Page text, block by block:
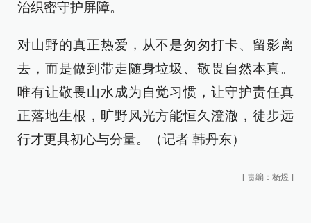
治织密守护屏障。
对山野的真正热爱，从不是匆匆打卡、留影离
去，而是做到带走随身垃圾、敬畏自然本真。
唯有让敬畏山水成为自觉习惯，让守护责任真
正落地生根，旷野风光方能恒久澄澈，徒步远
行才更具初心与分量。（记者 韩丹东）
[ 责编：杨煜 ]